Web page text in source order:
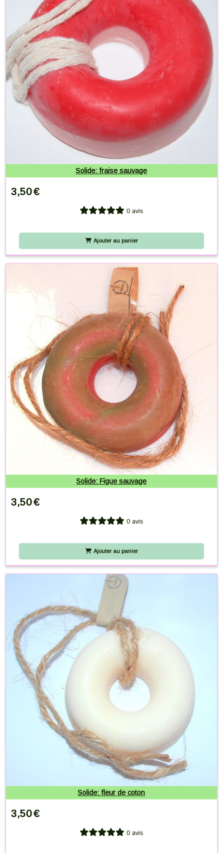
Solide: fraise sauvage
3,50€
0 avis
Ajouter au panier
Solide: Figue sauvage
3,50€
0 avis
Ajouter au panier
Solide: fleur de coton
3,50€
0 avis